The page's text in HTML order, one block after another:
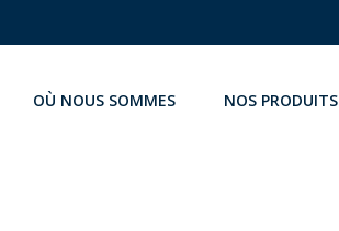
OÙ NOUS SOMMES NOS PRODUITS